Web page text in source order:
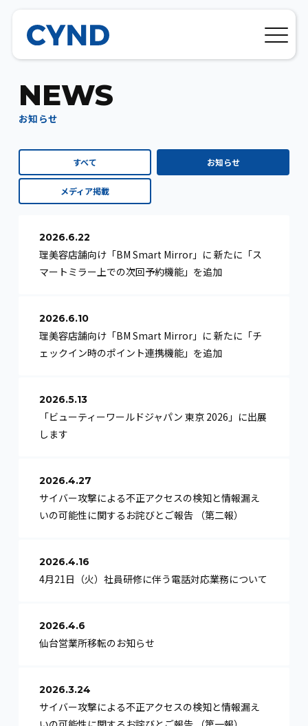
NEWS
お知 らせ
すべて お知らせ
メディア掲載
2026.6.22
理美容店舗向け「BM Smart Mirror」に 新たに「ス
マートミラー上での次回予約機能」を追加
2026.6.10
理美容店舗向け「BM Smart Mirror」に 新たに「チ
ェックイン時のポイント連携機能」を追加
2026.5.13
「ビューティーワールドジャパン 東京 2026」に出展
します
2026.4.27
サイバー攻撃による不正アクセスの検知と情報漏え
いの可能性に関するお詫びとご報告 （第二報）
2026.4.16
4月21日（火）社員研修に伴う電話対応業務について
2026.4.6
仙台営業所移転のお知らせ
2026.3.24
サイバー攻撃による不正アクセスの検知と情報漏え